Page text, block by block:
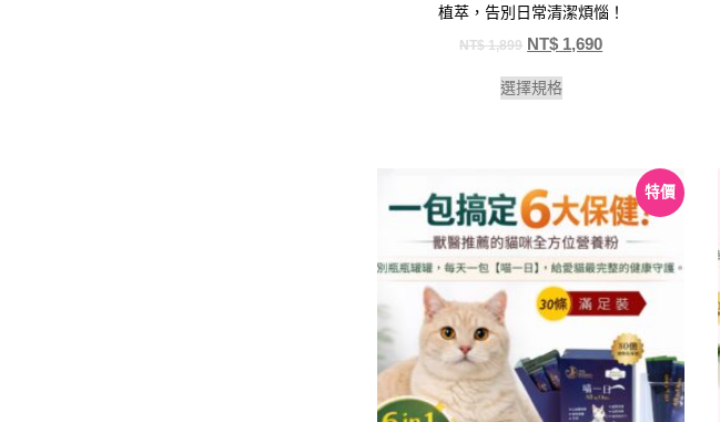
植萃，告別日常清潔煩惱！
NT$1,899 NT$ 1,690
選擇規格
特價